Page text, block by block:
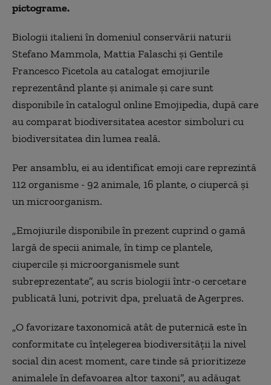
pictograme.
Biologii italieni în domeniul conservării naturii
Stefano Mammola, Mattia Falaschi şi Gentile
Francesco Ficetola au catalogat emojiurile
reprezentând plante şi animale şi care sunt
disponibile în catalogul online Emojipedia, după care
au comparat biodiversitatea acestor simboluri cu
biodiversitatea din lumea reală.
Per ansamblu, ei au identificat emoji care reprezintă
112 organisme - 92 animale, 16 plante, o ciupercă şi
un microorganism.
„Emojiurile disponibile în prezent cuprind o gamă
largă de specii animale, în timp ce plantele,
ciupercile şi microorganismele sunt
subreprezentate”, au scris biologii într-o cercetare
publicată luni, potrivit dpa, preluată de Agerpres.
„O favorizare taxonomică atât de puternică este în
conformitate cu înţelegerea biodiversităţii la nivel
social din acest moment, care tinde să prioritizeze
animalele în defavoarea altor taxoni”, au adăugat